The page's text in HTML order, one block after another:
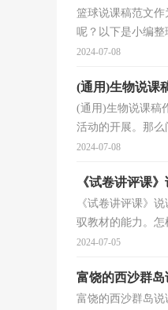
篮球说课稿范文
呢？以下是小编整
2024-07-08
(通用)生物说课
(通用)生物说课稿
活动的开展。那么
2024-07-08
《试卷讲评课
《试卷讲评课》
驭教材的能力。怎
2024-07-05
富饶的西沙群岛
富饶的西沙群岛